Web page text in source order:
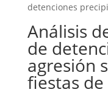
detenciones
Análisis
de
agresión
fiestas